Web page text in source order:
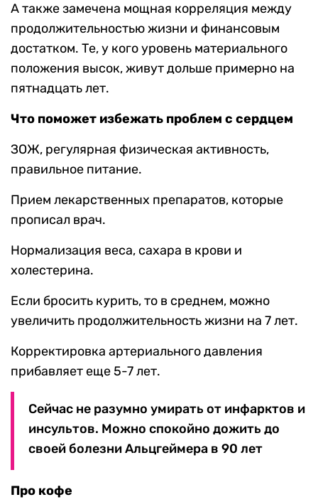
А также замечена мощная корреляция между
продолжительностью жизни и финансовым
достатком. Те, у кого уровень материального
положения высок, живут дольше примерно на
пятнадцать лет.
Что поможет избежать проблем с сердцем
ЗОЖ, регулярная физическая активность,
правильное питание.
Прием лекарственных препаратов, которые
прописал врач.
Нормализация веса, сахара в крови и
холестерина.
Если бросить курить, то в среднем, можно
увеличить продолжительность жизни на 7 лет.
Корректировка артериального давления
прибавляет еще 5-7 лет.
Сейчас не разумно умирать от инфарктов и
инсультов. Можно спокойно дожить до
своей болезни Альцгеймера в 90 лет
Про кофе